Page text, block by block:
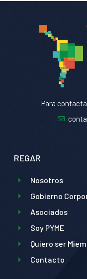
Para
REGAR
Nosotros
Gobierno
Asociados
Soy PYME
Quiero ser
Contacto